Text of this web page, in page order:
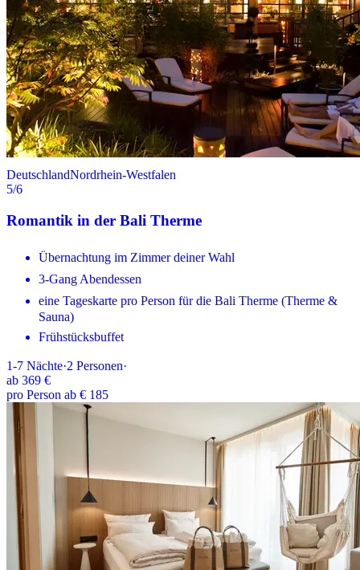
DeutschlandNordrhein-Westfalen
5/6
Romantik in der Bali Therme
Übernachtung im Zimmer deiner Wahl
3-Gang Abendessen
eine Tageskarte pro Person für die Bali Therme (Therme &
Sauna)
Frühstücksbuffet
1-7 Nächte·2 Personen·
ab 369 €
pro Person ab € 185